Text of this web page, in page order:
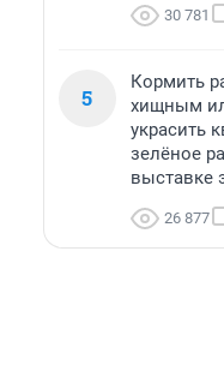
30 781
5
Кормить
хищным
украсить
зелёное
выставке
26 877